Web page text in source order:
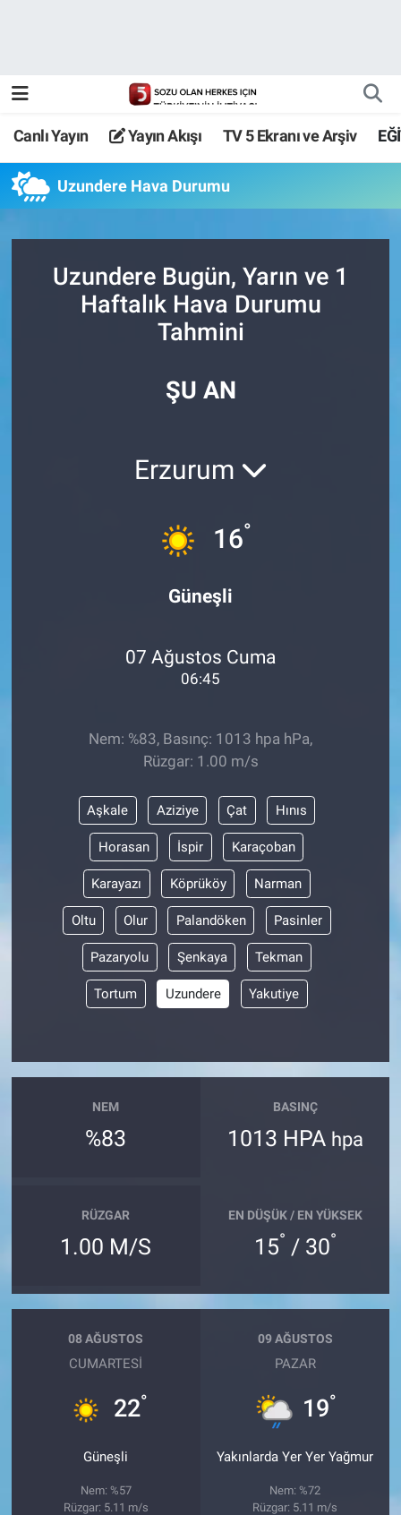
Canlı Yayın Yayın Akışı TV 5 Ekranı ve Arşiv
Uzundere Hava Durumu
Uzundere Bugün, Yarın ve 1
Haftalık Hava Durumu
Tahmini
ŞU AN
Erzurum
16°
Güneşli
07 Ağustos Cuma
06:45
Nem: %83, Basınç: 1013 hpa hPa,
Rüzgar: 1.00 m/s
Aşkale Aziziye Çat Hınıs
Horasan İspir Karaçoban
Karayazı Köprüköy Narman
Oltu Olur Palandöken Pasinler
Pazaryolu Şenkaya Tekman
Tortum Uzundere Yakutiye
NEM
%83
BASINÇ
1013 HPA hpa
RÜZGAR
1.00 M/S
EN DÜŞÜK / EN YÜKSEK
15° / 30°
08 AĞUSTOS
CUMARTESI
22°
Güneşli
Nem: %57
Rüzgar: 5.11 m/s
09 AĞUSTOS
PAZAR
19°
Yakınlarda Yer Yer Yağmur
Nem: %72
Rüzgar: 5.11 m/s
TV 5 Ekranı ve Arşiv